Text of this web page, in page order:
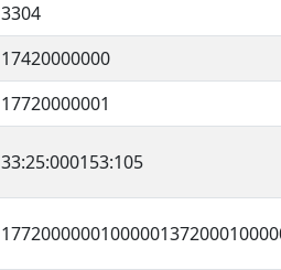
3304
17420000000
17720000001
33:25:000153:105